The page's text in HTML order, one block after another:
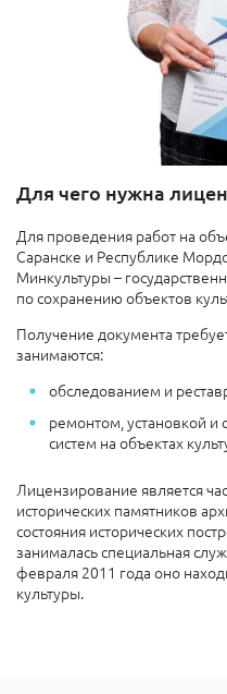
Для чего нужна
Для проведения работ на
Саранске и Республике
Минкультуры –
по сохранению объектов
Получение документа
занимаются:
обследованием и
ремонтом, установкой
систем на объектах
Лицензирование является
исторических памятников
состояния исторических
занималась специальная
февраля 2011 года оно
культуры.